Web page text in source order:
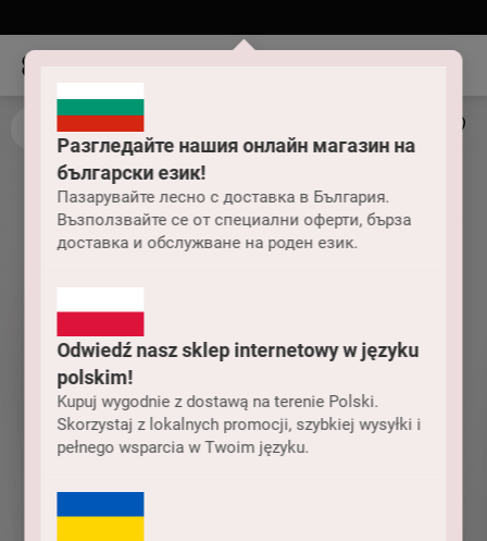
Разгледайте нашия онлайн магазин на
български език!
Пазарувайте лесно с доставка в България.
Възползвайте се от специални оферти, бърза
доставка и обслужване на роден език.
Odwiedź nasz sklep internetowy w języku
polskim!
Kupuj wygodnie z dostawą na terenie Polski.
Skorzystaj z lokalnych promocji, szybkiej wysyłki i
pełnego wsparcia w Twoim języku.